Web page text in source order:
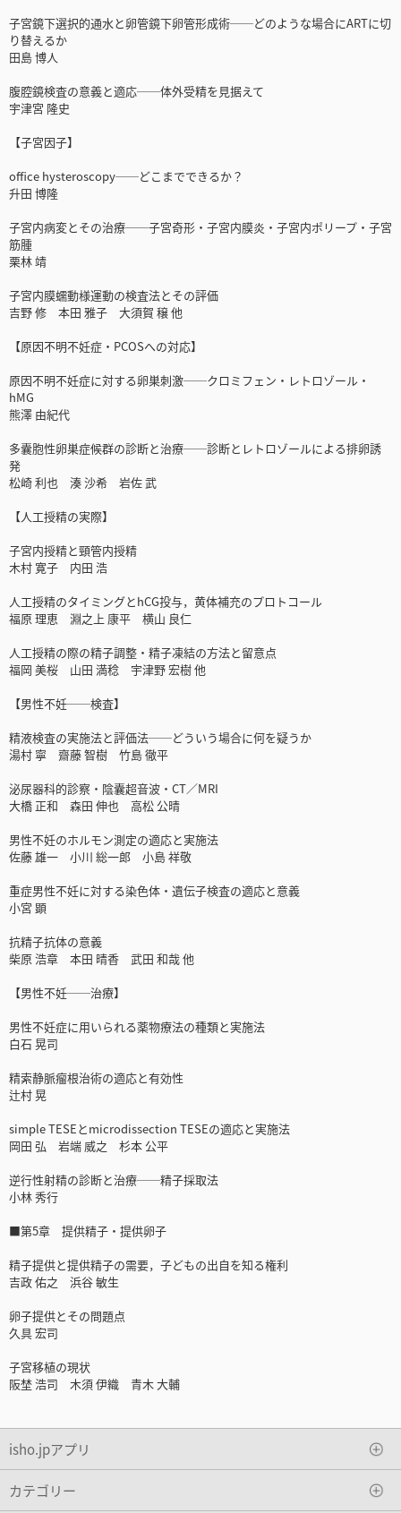
子宮鏡下選択的通水と卵管鏡下卵管形成術──どのような場合にARTに切
り替えるか
田島 博人
腹腔鏡検査の意義と適応──体外受精を見据えて
宇津宮 隆史
【子宮因子】
office hysteroscopy──どこまでできるか？
升田 博隆
子宮内病変とその治療──子宮奇形・子宮内膜炎・子宮内ポリープ・子宮
筋腫
栗林 靖
子宮内膜蠕動様運動の検査法とその評価
吉野 修 本田 雅子 大須賀 穣 他
【原因不明不妊症・PCOSへの対応】
原因不明不妊症に対する卵巣刺激──クロミフェン・レトロゾール・
hMG
熊澤 由紀代
多囊胞性卵巣症候群の診断と治療──診断とレトロゾールによる排卵誘
発
松崎 利也 湊 沙希 岩佐 武
【人工授精の実際】
子宮内授精と頸管内授精
木村 寛子 内田 浩
人工授精のタイミングとhCG投与，黄体補充のプロトコール
福原 理恵 淵之上 康平 横山 良仁
人工授精の際の精子調整・精子凍結の方法と留意点
福岡 美桜 山田 満稔 宇津野 宏樹 他
【男性不妊──検査】
精液検査の実施法と評価法──どういう場合に何を疑うか
湯村 寧 齋藤 智樹 竹島 徹平
泌尿器科的診察・陰囊超音波・CT／MRI
大橋 正和 森田 伸也 高松 公晴
男性不妊のホルモン測定の適応と実施法
佐藤 雄一 小川 総一郎 小島 祥敬
重症男性不妊に対する染色体・遺伝子検査の適応と意義
小宮 顕
抗精子抗体の意義
柴原 浩章 本田 晴香 武田 和哉 他
【男性不妊──治療】
男性不妊症に用いられる薬物療法の種類と実施法
白石 晃司
精索静脈瘤根治術の適応と有効性
辻村 晃
simple TESEとmicrodissection TESEの適応と実施法
岡田 弘 岩端 威之 杉本 公平
逆行性射精の診断と治療──精子採取法
小林 秀行
■第5章 提供精子・提供卵子
精子提供と提供精子の需要，子どもの出自を知る権利
吉政 佑之 浜谷 敏生
卵子提供とその問題点
久具 宏司
子宮移植の現状
阪埜 浩司 木須 伊織 青木 大輔
isho.jpアプリ
カテゴリー